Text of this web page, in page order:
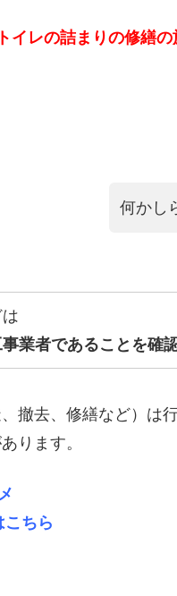
レの詰まりの修繕の
何かし
業者であることを確
撤去、修繕など）は
ります。
こちら